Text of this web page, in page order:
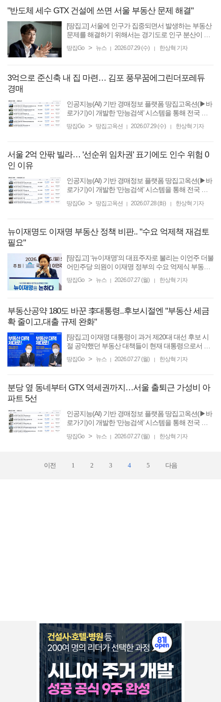
"반도체 세수 GTX 건설에 쓰면 서울 부동산 문제 해결"
[땅집고] 서울에 인구가 집중되면서 발생하는 부동산
문제를 해결하기 위해서는 경기도로 인구 분산이 필
수 있다는 주장이 나왔다. 최병천 신성장경제연구소
땅집Go > 뉴스 | 2026.07.29 (수) | 한상혁 기자
3억으로 준신축 내 집 마련… 김포 풍무꿈에그린더포레듀
경매
인공지능(AI) 기반 경매정보 플랫폼 땅집고옥션(▶바
로가기)이 개발한 ‘만능검색’ 시스템을 통해 전국 법
분에게 매일 배달합니다. 만능검색은 클릭 몇 번으로
땅집Go > 땅집고옥션 | 2026.07.29 (수) | 한상혁 기자
서울 2억 안팎 빌라… '선순위 임차권' 표기에도 인수 위험 0
인 이유
인공지능(AI) 기반 경매정보 플랫폼 땅집고옥션(▶바
로가기)이 개발한 ‘만능검색’ 시스템을 통해 전국 법
분에게 매일 배달합니다. 만능검색은 클릭 몇 번으로
땅집Go > 땅집고옥션 | 2026.07.28 (화) | 한상혁 기자
뉴이재명도 이재명 부동산 정책 비판.. "수요 억제책 재검토
필요"
[땅집고] ‘뉴이재명’의 대표주자로 불리는 이언주 더불
어민주당 의원이 이재명 정부의 수요 억제식 부동산
의원은 지난 22대 총선 전 이재명 대통령의 권유로 민
땅집Go > 뉴스 | 2026.07.27 (월) | 한상혁 기자
부동산공약 180도 바꾼 李대통령..후보시절엔 "부동산 세금
확 줄이고,대출 규제 완화"
[땅집고] 이재명 대통령이 과거 제20대 대선 후보 시
절 공약했던 부동산 대책들이 현재 대통령으로서 그
용들을 담고 있어 눈길을 끈다. 27일 소셜미디어에서
땅집Go > 뉴스 2026.07.27 (월) 한상혁 기자
분당 옆 동네부터 GTX 역세권까지…서울 출퇴근 가성비 아
파트 5선
인공지능(AI) 기반 경매정보 플랫폼 땅집고옥션(▶바
로가기)이 개발한 ‘만능검색’ 시스템을 통해 전국 법
분에게 매일 배달합니다. 만능검색은 클릭 몇 번으로
땅집Go > 뉴스 | 2026.07.27 (월) | 한상혁 기자
이전 1 2 3 4 5 다음